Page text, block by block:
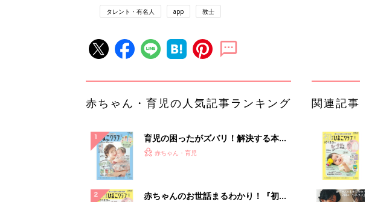
タレント・有名人 app 敦士
赤ちゃん・育児の人気記事ランキング
育児の困ったがズバリ！解決する本
『ひよこクラブ 夏号』 4カ月～2才
赤ちゃん・育児
赤ちゃんのお世話まるわかり！『初め
関連記事